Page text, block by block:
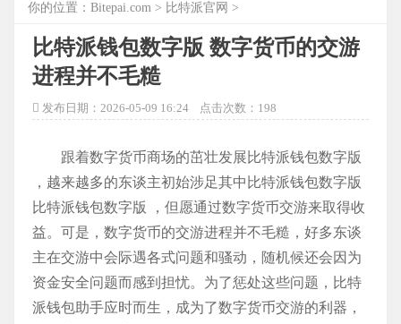
你的位置： Bitepai.com > 比特派官网 >
比特派钱包数字版 数字货币的交游
进程并不毛糙
发布日期：2026-05-09 16:24 点击次数：198
跟着数字货币商场的茁壮发展比特派钱包数字版
，越来越多的东谈主初始涉足其中比特派钱包数字版
比特派钱包数字版 ，但愿通过数字货币交游来取得收
益。可是，数字货币的交游进程并不毛糙，好多东谈
主在交游中会际遇各式问题和骚动，随机候还会因为
资金安全问题而感到担忧。为了惩处这些问题，比特
派钱包助手应时而生，成为了数字货币交游的利器，